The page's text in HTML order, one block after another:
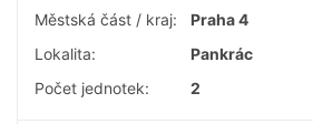
Městská část / kraj:
Praha 4
Lokalita:
Pankrác
Počet jednotek:
2